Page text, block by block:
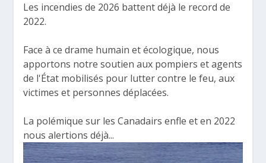
Les incendies de 2026 battent déjà le record de
2022.
Face à ce drame humain et écologique, nous
apportons notre soutien aux pompiers et agents
de l'État mobilisés pour lutter contre le feu, aux
victimes et personnes déplacées.
La polémique sur les Canadairs enfle et en 2022
nous alertions déjà...